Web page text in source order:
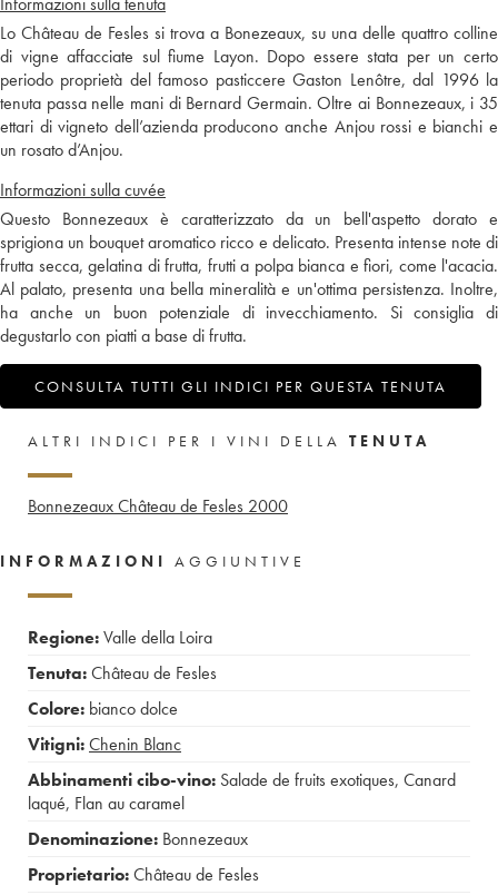
Lo Château de Fesles si trova a Bonezeaux, su una delle quattro colline
di vigne affacciate sul fiume Layon. Dopo essere stata per un certo
periodo proprietà del famoso pasticcere Gaston Lenôtre, dal 1996 la
tenuta passa nelle mani di Bernard Germain. Oltre ai Bonnezeaux, i 35
ettari di vigneto dell’azienda producono anche Anjou rossi e bianchi e
un rosato d’Anjou.
Informazioni sulla cuvée
Questo Bonnezeaux è caratterizzato da un bell'aspetto dorato e
sprigiona un bouquet aromatico ricco e delicato. Presenta intense note di
frutta secca, gelatina di frutta, frutti a polpa bianca e fiori, come l'acacia.
Al palato, presenta una bella mineralità e un'ottima persistenza. Inoltre,
ha anche un buon potenziale di invecchiamento. Si consiglia di
degustarlo con piatti a base di frutta.
CONSULTA TUTTI GLI INDICI PER QUESTA TENUTA
ALTRI INDICI PER I VINI DELLA TENUTA
Bonnezeaux Château de Fesles 2000
INFORMAZIONI AGGIUNTIVE
Regione:Valle della Loira
Tenuta:Château de Fesles
Colore: bianco dolce
Vitigni:Chenin Blanc
Abbinamenti cibo-vino: Salade de fruits exotiques, Canard
laqué, Flan au caramel
Denominazione: Bonnezeaux
Proprietario:Château de Fesles